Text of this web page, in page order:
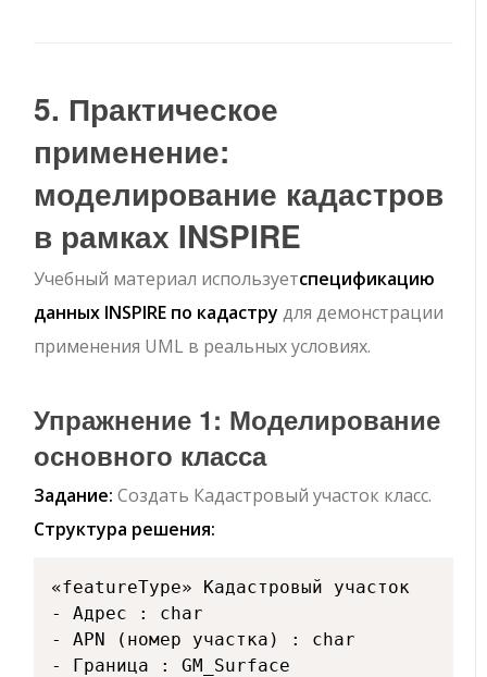
5. Практическое
применение:
моделирование кадастров
в рамках INSPIRE
Учебный материал используетспецификацию
данных INSPIRE по кадастру для демонстрации
применения UML в реальных условиях.
Упражнение 1: Моделирование
основного класса
Задание: Создать Кадастровый участок класс.
Структура решения:
«featureType» Кадастровый участок
- Адрес : char
- APN (номер участка) : char
- Граница : GM_Surface